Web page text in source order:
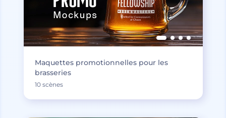
Maquettes promotionnelles pour les
brasseries
10 scènes